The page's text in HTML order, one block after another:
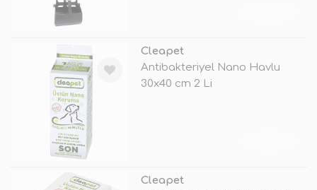
Cleapet
Antibakteriyel Nano Havlu
30x40 cm 2 Li
Cleapet